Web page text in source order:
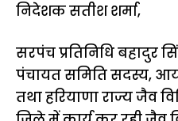
निदेशक सतीश शर्मा,
सरपंच प्रतिनिधि बहादुर
पंचायत समिति सदस्य,
तथा हरियाणा राज्य जैव